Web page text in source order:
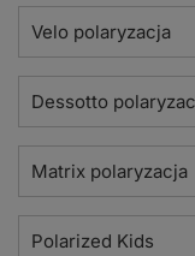
Velo polaryzacja
Dessotto
Matrix polaryzacja
Polarized Kids